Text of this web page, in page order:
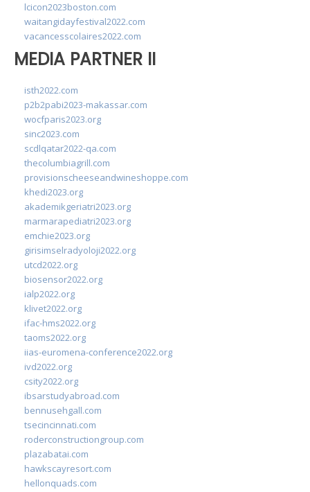
lcicon2023boston.com
waitangidayfestival2022.com
vacancesscolaires2022.com
MEDIA PARTNER II
isth2022.com
p2b2pabi2023-makassar.com
wocfparis2023.org
sinc2023.com
scdlqatar2022-qa.com
thecolumbiagrill.com
provisionscheeseandwineshoppe.com
khedi2023.org
akademikgeriatri2023.org
marmarapediatri2023.org
emchie2023.org
girisimselradyoloji2022.org
utcd2022.org
biosensor2022.org
ialp2022.org
klivet2022.org
ifac-hms2022.org
taoms2022.org
iias-euromena-conference2022.org
ivd2022.org
csity2022.org
ibsarstudyabroad.com
bennusehgall.com
tsecincinnati.com
roderconstructiongroup.com
plazabatai.com
hawkscayresort.com
hellonquads.com